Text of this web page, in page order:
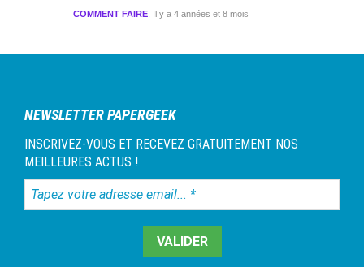
Il y a 4 années et 8 mois
COMMENT FAIRE
NEWSLETTER PAPERGEEK
INSCRIVEZ-VOUS ET RECEVEZ GRATUITEMENT NOS
MEILLEURES ACTUS !
Tapez
votre